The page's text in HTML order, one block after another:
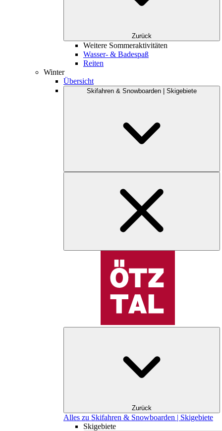
Zurück
Weitere Sommeraktivitäten
Wasser- & Badespaß
Reiten
Winter
Übersicht
Skifahren & Snowboarden | Skigebiete
Zurück
Alles zu Skifahren & Snowboarden | Skigebiete
Skigebiete